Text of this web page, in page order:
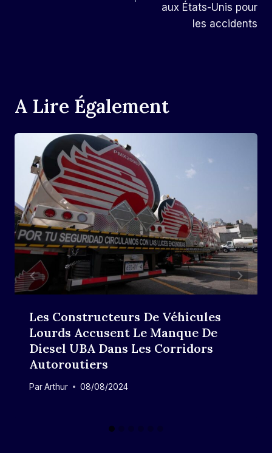
aux États-Unis pour
les accidents
A Lire Également
Les Constructeurs De Véhicules
Lourds Accusent Le Manque De
Diesel UBA Dans Les Corridors
Autoroutiers
ParArthur 08/08/2024